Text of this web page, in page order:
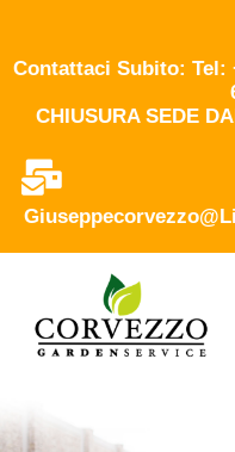
Contattaci Subito: Tel:
CHIUSURA SEDE